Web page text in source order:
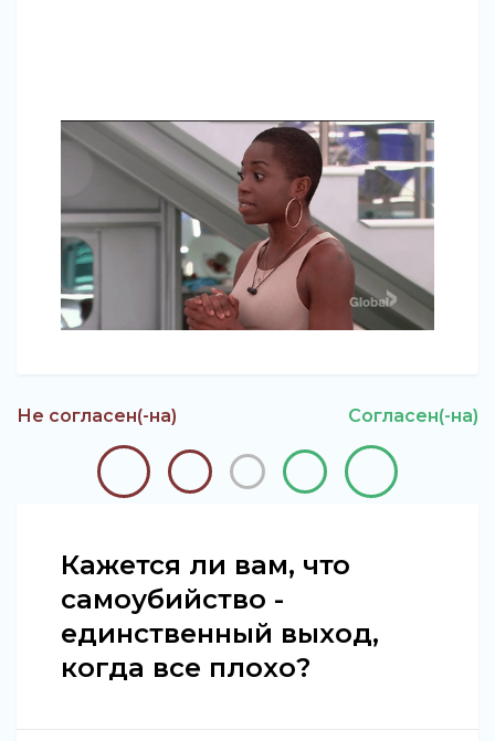
Не согласен(-на) Согласен(-на)
Кажется ли вам, что
самоубийство -
единственный выход,
когда все плохо?